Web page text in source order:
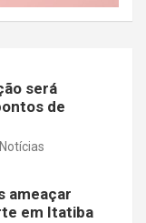
será
de
ameaçar
em Itatiba